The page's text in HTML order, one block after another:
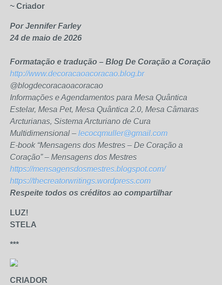
~ Criador
Por Jennifer Farley
24 de maio de 2026
Formatação e tradução – Blog De Coração a Coração
http://www.decoracaoacoracao.blog.br
@blogdecoracaoacoracao
Informações e Agendamentos para Mesa Quântica
Estelar, Mesa Pet, Mesa Quântica 2.0, Mesa Câmaras
Arcturianas, Sistema Arcturiano de Cura
Multidimensional – lecocqmuller@gmail.com
E-book “Mensagens dos Mestres – De Coração a
Coração” – Mensagens dos Mestres
https://mensagensdosmestres.blogspot.com/
https://thecreatorwritings.wordpress.com
Respeite todos os créditos ao compartilhar
LUZ!
STELA
***
CRIADOR